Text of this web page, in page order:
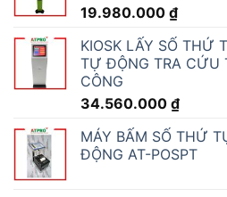
19.980.000 ₫
KIOSK LẤY SỐ THỨ
TỰ ĐỘNG TRA CỨU
CÔNG
34.560.000 ₫
MÁY BẤM SỐ THỨ
ĐỘNG AT-POSPT